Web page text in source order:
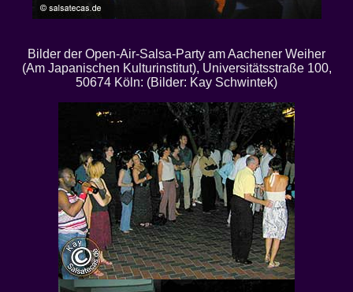
Bilder der Open-Air-Salsa-Party am Aachener Weiher
(Am Japanischen Kulturinstitut), Universitätsstraße 100,
50674 Köln: (Bilder: Kay Schwintek)